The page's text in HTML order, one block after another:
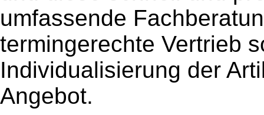
umfassende
termingerechte Vertrieb
Individualisierung der
Angebot.